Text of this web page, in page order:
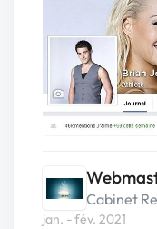
Cabinet
jan. - fév. 2021